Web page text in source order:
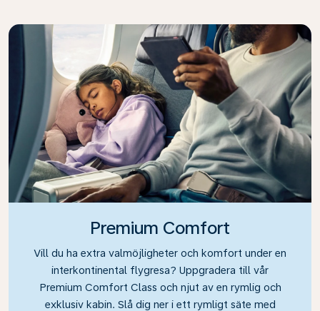
Premium Comfort
Vill du ha extra valmöjligheter och komfort under en
interkontinental flygresa? Uppgradera till vår
Premium Comfort Class och njut av en rymlig och
exklusiv kabin. Slå dig ner i ett rymligt säte med